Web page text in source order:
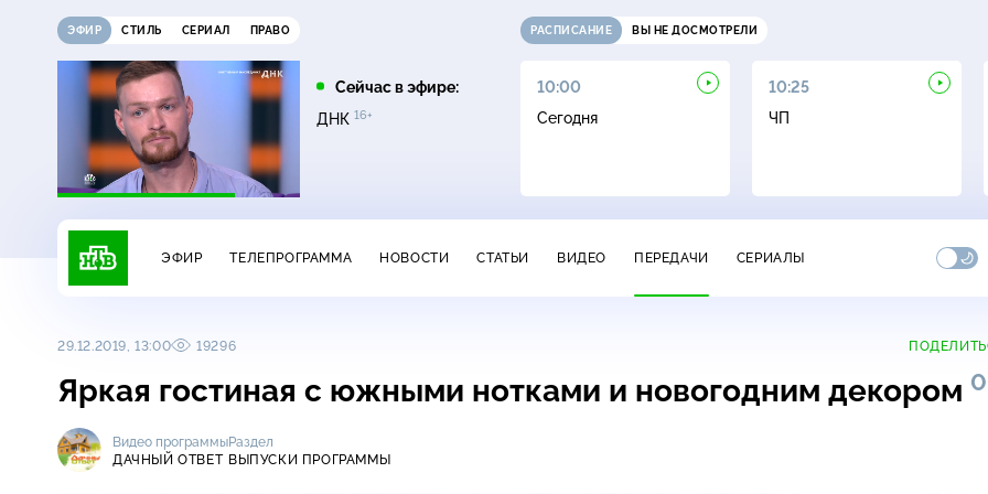
ЭФИР СТИЛЬ СЕРИАЛ ПРАВО
Сейчас в эфире:
ДНК 16+
РАСПИСАНИЕ ВЫ НЕ ДОСМОТРЕЛИ
07:35
Лесник16+
08:05
Лесник. Своя земля
10:00
Сегодня
10:25
ЧП
ЭФИР ТЕЛЕПРОГРАММА НОВОСТИ СТАТЬИ ВИДЕО ПЕРЕДАЧИ СЕРИАЛЫ
29.12.2019, 13:00 19296
Яркая гостиная с южными нотками и новогодним декором
Видео программы
ДАЧНЫЙ ОТВЕТ
Раздел
ВЫПУСКИ ПРОГРАММЫ